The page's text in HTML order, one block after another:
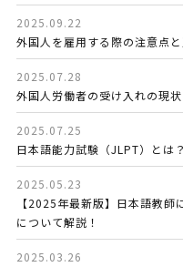
2025.09.22
外国人を雇用する際の注意点
2025.07.28
外国人労働者の受け入れの現
2025.07.25
日本語能力試験（JLPT）とは
2025.05.23
【2025年最新版】日本語教
について解説！
2025.03.26